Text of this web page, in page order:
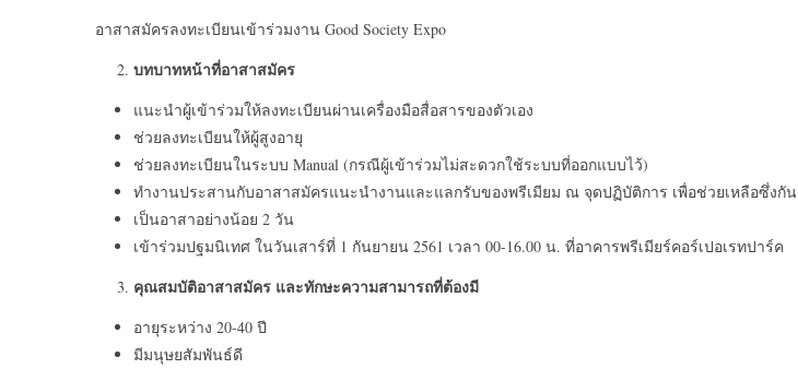
อาสาสมัครลงทะเบียนเข้าร่วมงาน Good Society Expo
บทบาทหน้าที่อาสาสมัคร
แนะนำผู้เข้าร่วมให้ลงทะเบียนผ่านเครื่องมือสื่อสารของตัวเอง
ช่วยลงทะเบียนให้ผู้สูงอายุ
ช่วยลงทะเบียนในระบบ Manual (กรณีผู้เข้าร่วมไม่สะดวกใช้ระบบที่ออกแบบไว้)
ทำงานประสานกับอาสาสมัครแนะนำงานและแลกรับของพรีเมียม ณ จุดปฏิบัติการ เพื่อช่วยเหลือซึ่งกั
เป็นอาสาอย่างน้อย 2 วัน
เข้าร่วมปฐมนิเทศ ในวันเสาร์ที่ 1 กันยายน 2561 เวลา 00-16.00 น. ที่อาคารพรีเมียร์คอร์เปอเรทปาร์ค
คุณสมบัติอาสาสมัคร และทักษะความสามารถที่ต้องมี
อายุระหว่าง 20-40 ปี
มีมนุษยสัมพันธ์ดี